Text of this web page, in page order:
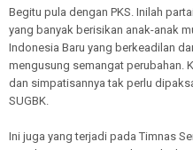
Begitu pula dengan PKS. Inilah
yang banyak berisikan anak-anak
Indonesia Baru yang berkeadilan
mengusung semangat perubahan.
dan simpatisannya tak perlu
SUGBK.
Ini juga yang terjadi pada Timnas